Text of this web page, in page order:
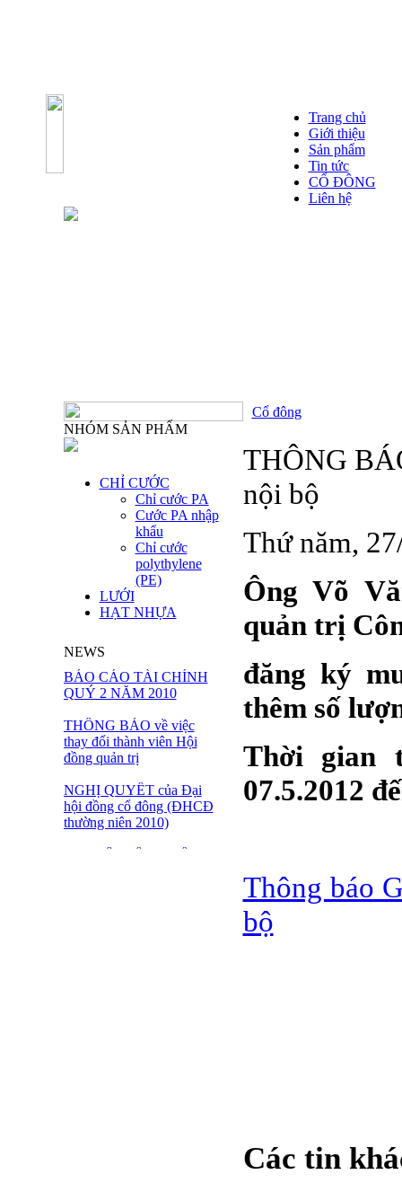
Trang chủ
Giới thiệu
Sản phẩm
Tin tức
CỔ ĐÔNG
Liên hệ
NHÓM SẢN PHẨM
CHỈ CƯỚC
Chỉ cước PA
Cước PA nhập
khẩu
Chỉ cước
polythylene
(PE)
LƯỚI
HẠT NHỰA
NEWS
BÁO CÁO TÀI CHÍNH
QUÝ 2 NĂM 2010
THÔNG BÁO về việc
thay đổi thành viên Hội
đồng quản trị
NGHỊ QUYẾT của Đại
hội đồng cổ đông (ĐHCĐ
thường niên 2010)
Cổ đông
THÔNG
nội bộ
Thứ năm,
Ông Võ
quản trị
đăng ký
thêm số
Thời gian
07.5.2012
Thông báo
bộ
Các tin